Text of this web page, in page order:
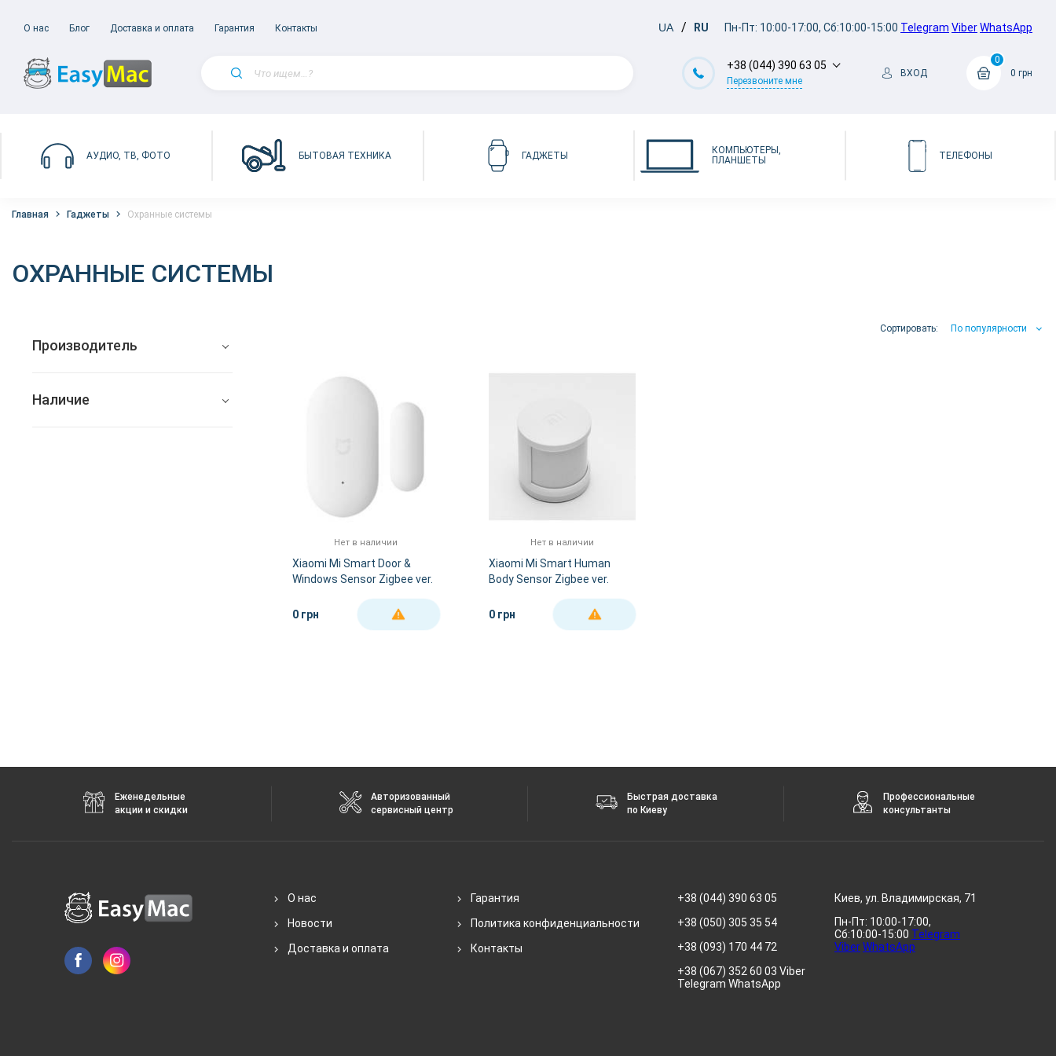
О нас Блог Доставка и оплата Гарантия Контакты UA RU Пн-Пт: 10:00-17:00, Сб:10:00-15:00 Telegram ViberWhatsApp
+38 (044) 390 63 05
Перезвоните мне
ВХОД
0
0 грн
АУДИО, ТВ, ФОТО БЫТОВАЯ ТЕХНИКА ГАДЖЕТЫ
КОМПЬЮТЕРЫ,
ПЛАНШЕТЫ
ТЕЛЕФОНЫ
Главная Гаджеты Охранные системы
ОХРАННЫЕ СИСТЕМЫ
Производитель
Наличие
Сортировать: По популярности
По популярности
Нет в наличии
Xiaomi Mi Smart Door &
Windows Sensor Zigbee ver.
0 грн
ДЕТАЛЬНЕЕ
Нет в наличии
Xiaomi Mi Smart Human
Body Sensor Zigbee ver.
0 грн
ДЕТАЛЬНЕЕ
Еженедельные
акции и скидки
Авторизованный
сервисный центр
Быстрая доставка
по Киеву
Профессиональные
консультанты
О нас
Новости
Доставка и оплата
Гарантия
Политика конфиденциальности
Контакты
+38 (044) 390 63 05
+38 (050) 305 35 54
+38 (093) 170 44 72
+38 (067) 352 60 03 Viber
Telegram WhatsApp
Киев, ул. Владимирская, 71
Пн-Пт: 10:00-17:00,
Сб:10:00-15:00 Telegram
ViberWhatsApp